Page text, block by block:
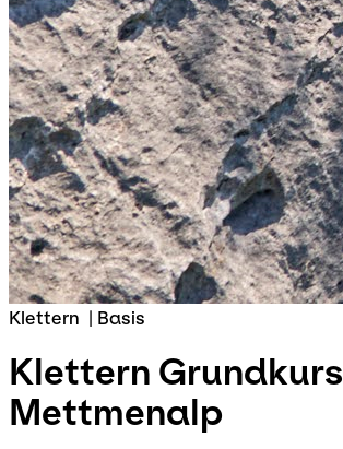
Klettern | Basis
Klettern Grundkurs
Mettmenalp